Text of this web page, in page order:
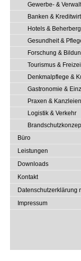
Gewerbe- &
Banken &
Hotels &
Gesundheit &
Forschung &
Tourismus &
Denkmalpflege &
Gastronomie &
Praxen & Kanzleien
Logistik & Verkehr
Büro
Leistungen
Downloads
Kontakt
Datenschutzerklärung
Impressum